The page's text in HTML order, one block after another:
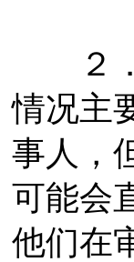
２．
情况主
事人，
可能会
他们在